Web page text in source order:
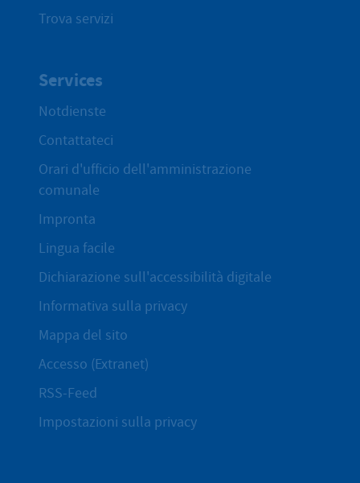
Trova servizi
Services
Notdienste
Contattateci
Orari d'ufficio dell'amministrazione
comunale
Impronta
Lingua facile
Dichiarazione sull'accessibilità digitale
Informativa sulla privacy
Mappa del sito
Accesso (Extranet)
RSS-Feed
Impostazioni sulla privacy